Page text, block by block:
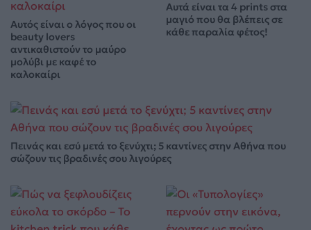
Αυτός είναι ο λόγος που οι
beauty lovers
αντικαθιστούν το μαύρο
μολύβι με καφέ το
καλοκαίρι
Αυτά είναι τα 4 prints στα
μαγιό που θα βλέπεις σε
κάθε παραλία φέτος!
Πεινάς και εσύ μετά το ξενύχτι; 5 καντίνες στην Αθήνα που
σώζουν τις βραδινές σου λιγούρες